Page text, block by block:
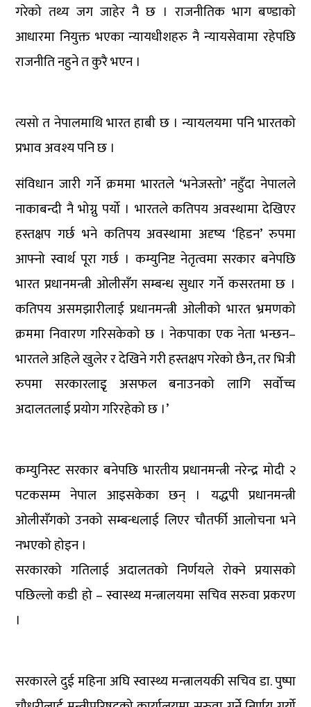
गरेको तथ्य जग जाहेर नै छ । राजनीतिक भाग बण्डाको
आधारमा नियुक्त भएका न्यायधीशहरु नै न्यायसेवामा रहेपछि
राजनीति नहुने त कुरै भएन ।
त्यसो त नेपालमाथि भारत हाबी छ । न्यायलयमा पनि भारतको
प्रभाव अवश्य पनि छ ।
संविधान जारी गर्ने क्रममा भारतले ‘भनेजस्तो’ नहुँदा नेपालले
नाकाबन्दी नै भोग्नु पर्यो । भारतले कतिपय अवस्थामा देखिएर
हस्तक्षप गर्छ भने कतिपय अवस्थामा अदृष्य ‘हिडन’ रुपमा
आफ्नो स्वार्थ पूरा गर्छ । कम्युनिष्ट नेतृत्वमा सरकार बनेपछि
भारत प्रधानमन्त्री ओलीसँग सम्बन्ध सुधार गर्ने कसरतमा छ ।
कतिपय असमझारीलाई प्रधानमन्त्री ओलीको भारत भ्रमणको
क्रममा निवारण गरिसकेको छ । नेकपाका एक नेता भन्छन–
भारतले अहिले खुलेर र देखिने गरी हस्तक्षप गरेको छैन, तर भित्री
रुपमा सरकारलाइृ असफल बनाउनको लागि सर्वोच्च
अदालतलाई प्रयोग गरिरहेको छ ।’
कम्युनिस्ट सरकार बनेपछि भारतीय प्रधानमन्त्री नरेन्द्र मोदी २
पटकसम्म नेपाल आइसकेका छन् । यद्धपी प्रधानमन्त्री
ओलीसँगको उनको सम्बन्धलाई लिएर चौतर्फी आलोचना भने
नभएको होइन ।
सरकारको गतिलाई अदालतको निर्णयले रोक्ने प्रयासको
पछिल्लो कडी हो – स्वास्थ्य मन्त्रालयमा सचिव सरुवा प्रकरण
।
सरकारले दुई महिना अघि स्वास्थ्य मन्त्रालयकी सचिव डा. पुष्पा